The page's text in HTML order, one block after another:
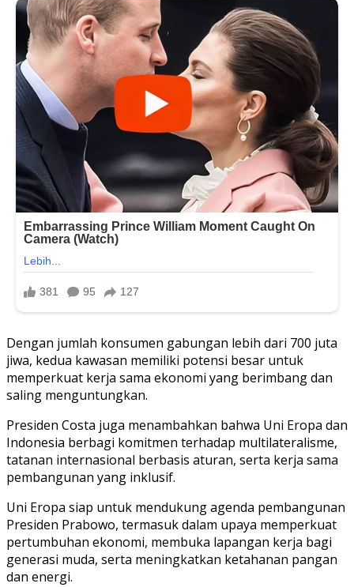
Dengan jumlah konsumen gabungan lebih dari 700 juta
jiwa, kedua kawasan memiliki potensi besar untuk
memperkuat kerja sama ekonomi yang berimbang dan
saling menguntungkan.
Presiden Costa juga menambahkan bahwa Uni Eropa dan
Indonesia berbagi komitmen terhadap multilateralisme,
tatanan internasional berbasis aturan, serta kerja sama
pembangunan yang inklusif.
Uni Eropa siap untuk mendukung agenda pembangunan
Presiden Prabowo, termasuk dalam upaya memperkuat
pertumbuhan ekonomi, membuka lapangan kerja bagi
generasi muda, serta meningkatkan ketahanan pangan
dan energi.